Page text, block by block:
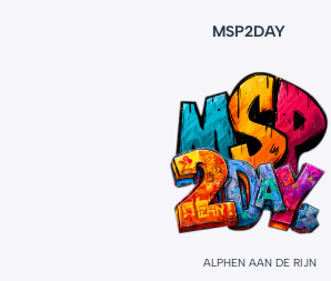
MSP2DAY
ALPHEN AAN DE RIJN